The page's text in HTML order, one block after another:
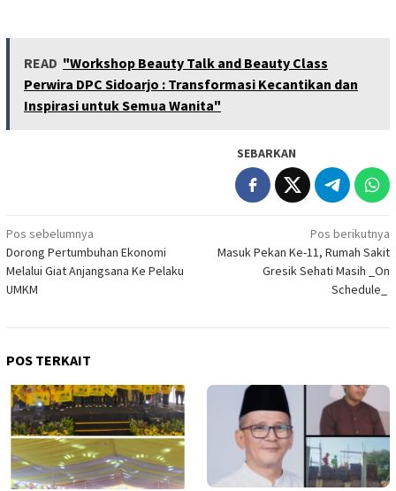
READ "Workshop Beauty Talk and Beauty Class
Perwira DPC Sidoarjo : Transformasi Kecantikan dan
Inspirasi untuk Semua Wanita"
SEBARKAN
Navigasi
pos
Pos sebelumnya
Dorong Pertumbuhan Ekonomi
Melalui Giat Anjangsana Ke Pelaku
UMKM
Pos berikutnya
Masuk Pekan Ke-11, Rumah Sakit
Gresik Sehati Masih _On
Schedule_
POS TERKAIT